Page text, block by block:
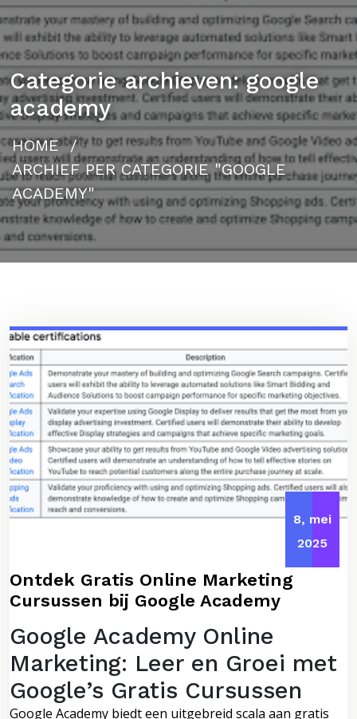
Categorie archieven: google
academy
HOME/
ARCHIEF PER CATEGORIE "GOOGLE
ACADEMY"
8, mei
2025
Ontdek Gratis Online Marketing
Cursussen bij Google Academy
Google Academy Online
Marketing: Leer en Groei met
Google’s Gratis Cursussen
Google Academy biedt een uitgebreid scala aan gratis